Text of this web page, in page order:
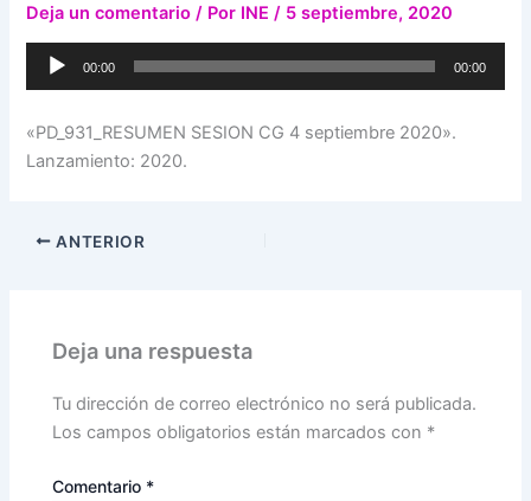
Deja un comentario / Por INE/ 5 septiembre, 2020
Reproductor
00:00 00:00
«PD_931_RESUMEN SESION CG 4 septiembre 2020».
Lanzamiento: 2020.
ANTERIOR
Deja una respuesta
Tu dirección de correo electrónico no será publicada.
Los campos obligatorios están marcados con *
Comentario *